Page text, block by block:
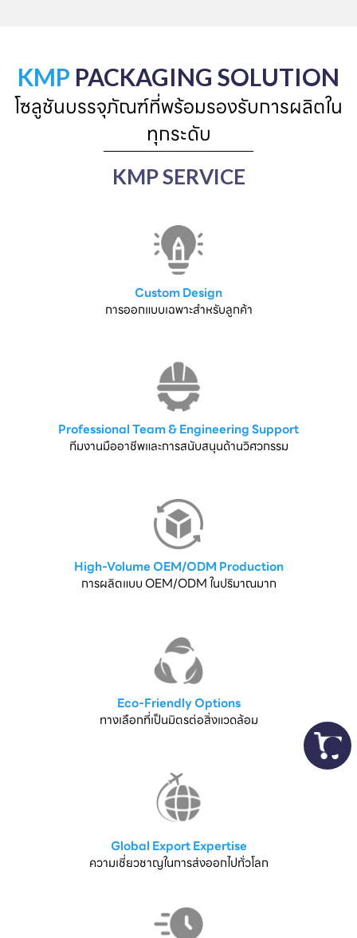
KMP PACKAGING SOLUTION
โซลูชันบรรจุภัณฑ์ที่พร้อมรองรับการผลิตใน
ทุกระดับ
KMP SERVICE
Custom Design
การออกแบบเฉพาะสำหรับลูกค้า
Professional Team & Engineering Support
ทีมงานมืออาชีพและการสนับสนุนด้านวิศวกรรม
High-Volume OEM/ODM Production
การผลิตแบบ OEM/ODM ในปริมาณมาก
Eco-Friendly Options
ทางเลือกที่เป็นมิตรต่อสิ่งแวดล้อม
Global Export Expertise
ความเชี่ยวชาญในการส่งออกไปทั่วโลก